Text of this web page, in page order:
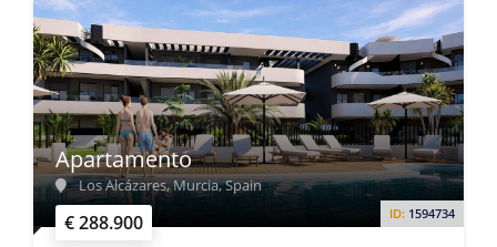
€ 288.900 ID: 1594734
Apartamento
Los Alcázares, Murcia, Spain